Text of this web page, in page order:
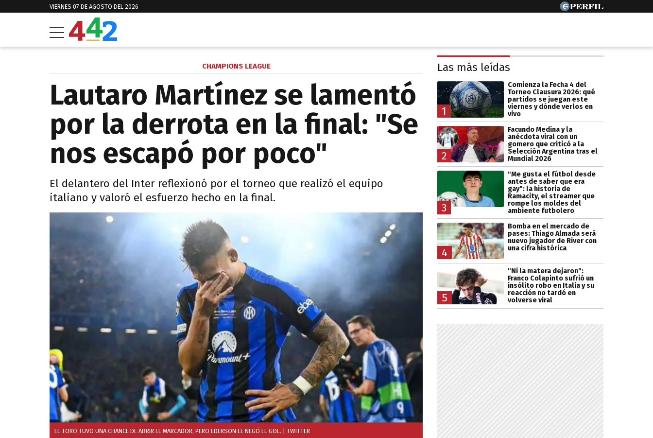
VIERNES 07 DE AGOSTO DEL 2026
CHAMPIONS LEAGUE
Lautaro Martínez se lamentó
por la derrota en la final: "Se
nos escapó por poco"
El delantero del Inter reflexionó por el torneo que realizó el equipo
italiano y valoró el esfuerzo hecho en la final.
EL TORO TUVO UNA CHANCE DE ABRIR EL MARCADOR, PERO EDERSON LE NEGÓ EL GOL. | TWITTER
Las más leídas
1
Comienza la Fecha 4 del
Torneo Clausura 2026: qué
partidos se juegan este
viernes y dónde verlos en
vivo
2
Facundo Medina y la
anécdota viral con un
gomero que criticó a la
Selección Argentina tras el
Mundial 2026
3
"Me gusta el fútbol desde
antes de saber que era
gay": la historia de
Ramacity, el streamer que
rompe los moldes del
ambiente futbolero
4
Bomba en el mercado de
pases: Thiago Almada será
nuevo jugador de River con
una cifra histórica
5
"Ni la matera dejaron":
Franco Colapinto sufrió un
insólito robo en Italia y su
reacción no tardó en
volverse viral